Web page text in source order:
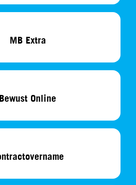
MB Extra
Bewust Online